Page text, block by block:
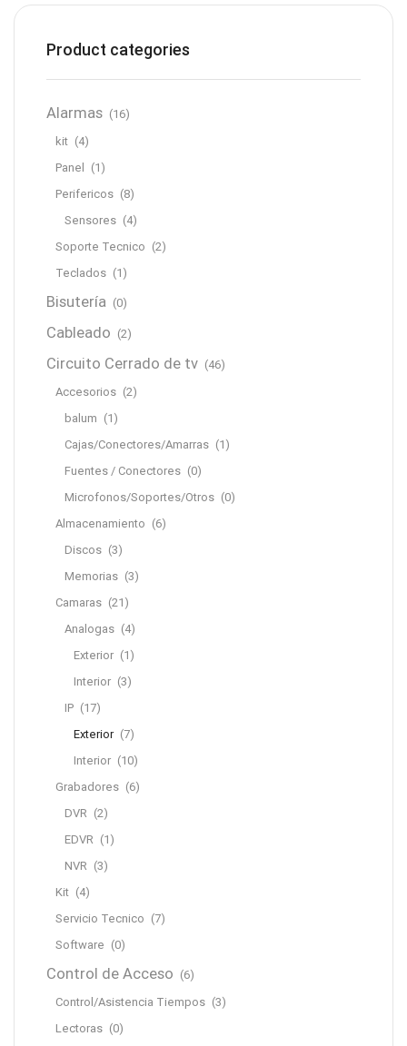
Product categories
Alarmas (16)
kit (4)
Panel
(1)
Perifericos (8)
Sensores (4)
Soporte Tecnico (2)
Teclados (1)
Bisutería (0)
Cableado (2)
Circuito Cerrado de tv (46)
Accesorios (2)
balum (1)
Cajas/Conectores/Amarras (1)
Fuentes / Conectores (0)
Microfonos/Soportes/Otros (0)
Almacenamiento (6)
Discos (3)
Memorias (3)
Camaras (21)
Analogas (4)
Exterior (1)
Interior (3)
IP (17)
Exterior (7)
Interior (10)
Grabadores (6)
DVR (2)
EDVR (1)
NVR (3)
Kit (4)
Servicio Tecnico (7)
Software (0)
Control de Acceso (6)
Control/Asistencia Tiempos (3)
Lectoras (0)